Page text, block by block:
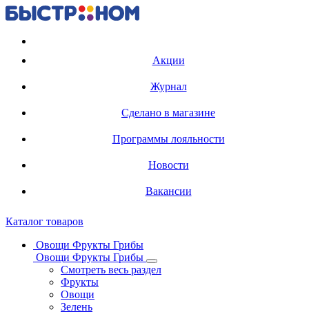
Акции
Журнал
Сделано в магазине
Программы лояльности
Новости
Вакансии
Каталог товаров
Овощи Фрукты Грибы
Овощи Фрукты Грибы
Смотреть весь раздел
Фрукты
Овощи
Зелень